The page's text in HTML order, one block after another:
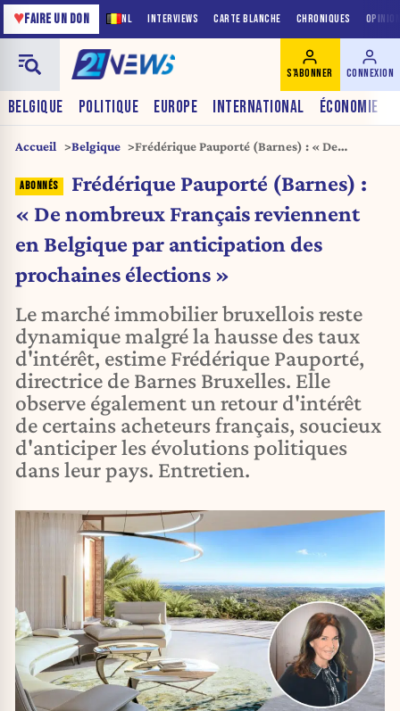
NL INTERVIEWS CARTE BLANCHE CHRONIQUES
♥FAIRE UN DON
BELGIQUE POLITIQUE EUROPE INTERNATIONAL ÉCONOMIE
S'ABONNER CONNEXION
Accueil Belgique
Frédérique Pauporté (Barnes) : « De
par anticipation des prochaines élections »
Frédérique Pauporté (Barnes) :
« De nombreux Français reviennent
en Belgique par anticipation des
prochaines élections »
Le marché immobilier bruxellois reste
dynamique malgré la hausse des taux
d'intérêt, estime Frédérique Pauporté,
directrice de Barnes Bruxelles. Elle
observe également un retour d'intérêt
de certains acheteurs français, soucieux
d'anticiper les évolutions politiques
dans leur pays. Entretien.